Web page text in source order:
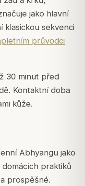
jako hlavní
klasickou sekvenci
průvodci
30 minut před
Kontaktní doba
kůže.
Abhyangu jako
praktiků
prospěšné.